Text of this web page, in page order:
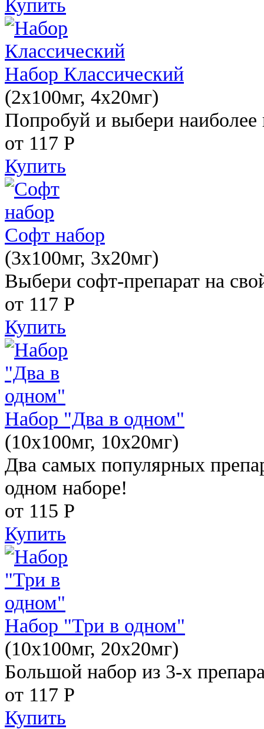
Набор Классический
(2x100мг, 4x20мг)
Попробуй и выбери наиболее
от 117 Р
Купить
Софт набор
(3x100мг, 3x20мг)
Выбери софт-препарат на
от 117 Р
Купить
Набор "Два в одном"
(10x100мг, 10x20мг)
Два самых популярных
одном наборе!
от 115 Р
Купить
Набор "Три в одном"
(10x100мг, 20x20мг)
Большой набор из 3-х
от 117 Р
Купить